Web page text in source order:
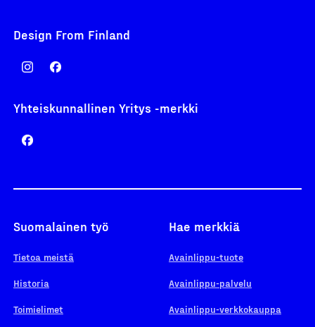
Design From Finland
Yhteiskunnallinen Yritys -merkki
Suomalainen työ
Tietoa meistä
Historia
Toimielimet
Hae merkkiä
Avainlippu-tuote
Avainlippu-palvelu
Avainlippu-verkkokauppa